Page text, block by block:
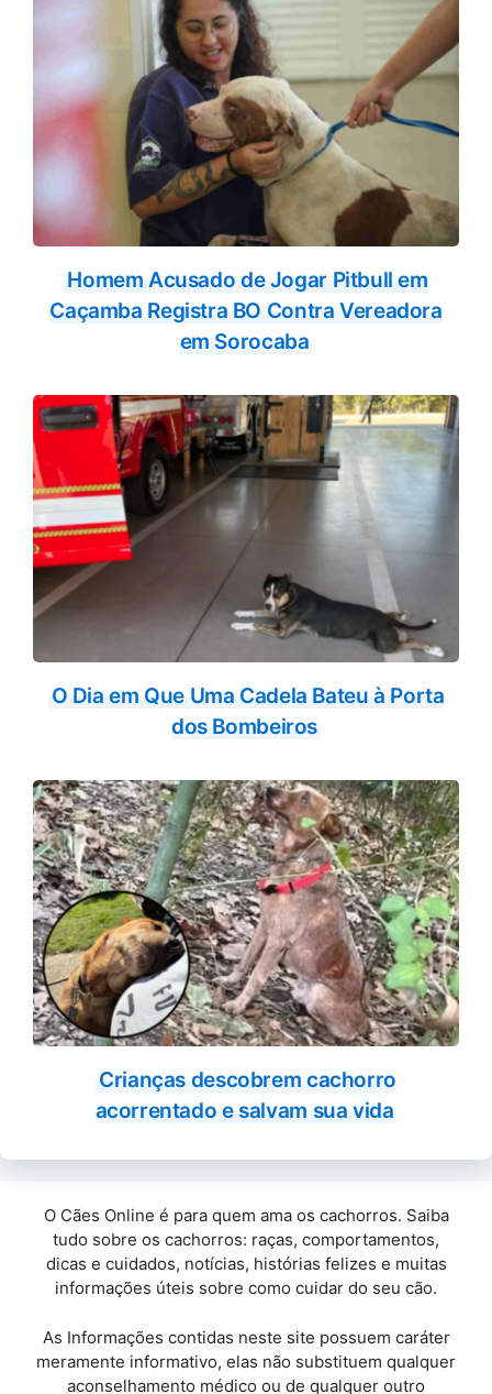
Homem Acusado de Jogar Pitbull em
Caçamba Registra BO Contra Vereadora
em Sorocaba
O Dia em Que Uma Cadela Bateu à Porta
dos Bombeiros
Crianças descobrem cachorro
acorrentado e salvam sua vida
O Cães Online é para quem ama os cachorros. Saiba
tudo sobre os cachorros: raças, comportamentos,
dicas e cuidados, notícias, histórias felizes e muitas
informações úteis sobre como cuidar do seu cão.
As Informações contidas neste site possuem caráter
meramente informativo, elas não substituem qualquer
aconselhamento médico ou de qualquer outro